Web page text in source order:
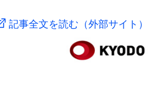
記事全文を読む（外部サイト）